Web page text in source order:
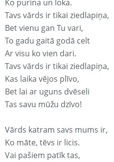
Ko purina un loka.
Tavs vārds ir tikai ziedlapiņa,
Bet vienu gan Tu vari,
To gadu gaitā godā celt
Ar visu ko vien dari.
Tavs vārds ir tikai ziedlapiņa,
Kas laika vējos plīvo,
Bet lai ar uguns dvēseli
Tas savu mūžu dzīvo!
Vārds katram savs mums ir,
Ko māte, tēvs ir licis.
Vai pašiem patīk tas,